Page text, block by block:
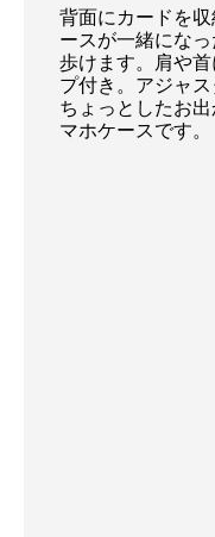
背面にカードを
ースが一緒にな
歩けます。肩や
プ付き。アジャ
ちょっとしたお
マホケースです。